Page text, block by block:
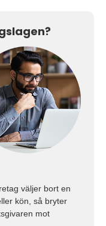
väljer bort en
kön, så bryter
mot